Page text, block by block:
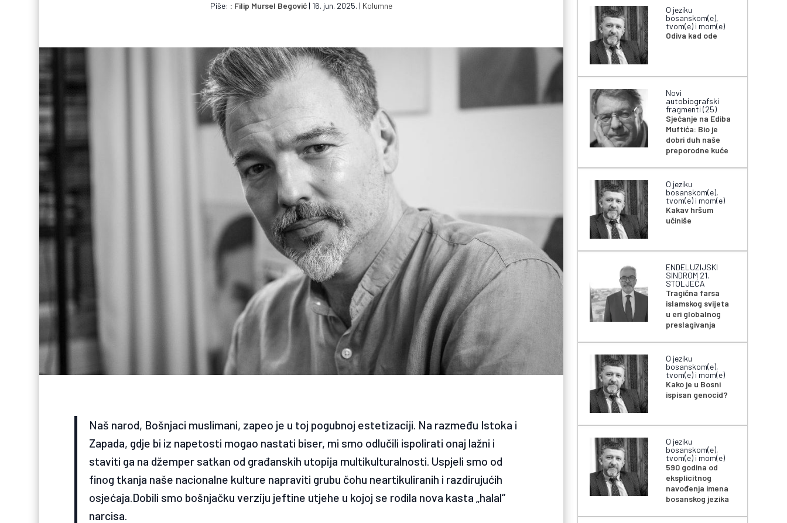
Piše: Filip Mursel Begović | 16. jun. 2025. | Kolumne
Naš narod, Bošnjaci muslimani, zapeo je u toj pogubnoj estetizaciji. Na razmeđu Istoka i
Zapada, gdje bi iz napetosti mogao nastati biser, mi smo odlučili ispolirati onaj lažni i
staviti ga na džemper satkan od građanskih utopija multikulturalnosti. Uspjeli smo od
finog tkanja naše nacionalne kulture napraviti grubu čohu neartikuliranih i razdirujućih
osjećaja.Dobili smo bošnjačku verziju jeftine utjehe u kojoj se rodila nova kasta „halal“
narcisa.
O jeziku
bosanskom(e),
tvom(e) i mom(e)
Odiva kad ode
Novi
autobiografski
fragmenti (25)
Sjećanje na Ediba
Muftića: Bio je
dobri duh naše
preporodne kuće
O jeziku
bosanskom(e),
tvom(e) i mom(e)
Kakav hršum
učiniše
ENDELUZIJSKI
SINDROM 21.
STOLJEĆA
Tragična farsa
islamskog svijeta
u eri globalnog
preslagivanja
O jeziku
bosanskom(e),
tvom(e) i mom(e)
Kako je u Bosni
ispisan genocid?
O jeziku
bosanskom(e),
tvom(e) i mom(e)
590 godina od
eksplicitnog
navođenja imena
bosanskog jezika